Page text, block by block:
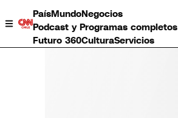
PaísMundoNegocios
Podcast y Programas completos
Futuro 360CulturaServicios